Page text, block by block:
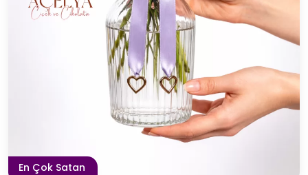
En Çok Satan